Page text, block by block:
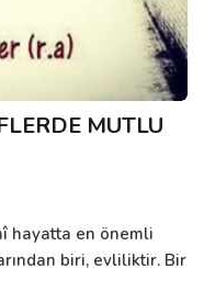
MUTLU
hayatta en önemli
biri, evliliktir. Bir